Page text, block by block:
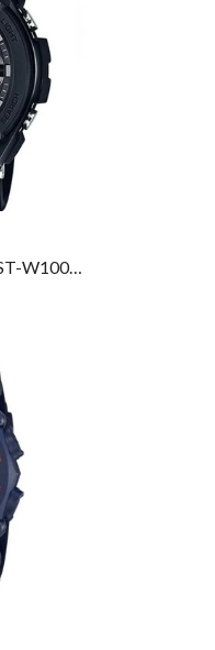
Relógio Casio G-shock GST-W100G-1BER